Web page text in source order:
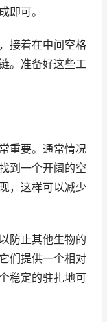
即可。
接着在中间空格
。准备好这些工
重要。通常情况
到一个开阔的空
，这样可以减少
防止其他生物的
们提供一个相对
稳定的驻扎地可